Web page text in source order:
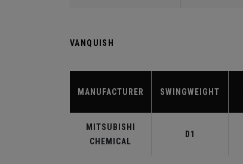
VANQUISH
MANUFACTURER SWINGWEIGHT
MITSUBISHI
CHEMICAL
D1